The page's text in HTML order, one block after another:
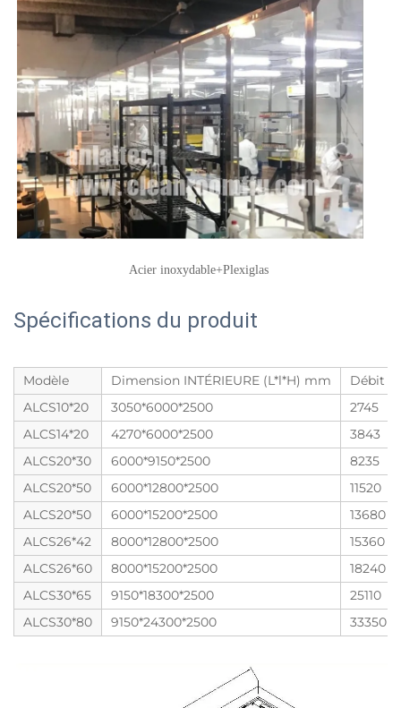
Acier inoxydable+Plexiglas
Spécifications du produit
Modèle Dimension INTÉRIEURE (L*l*H) mm
Débit
ALCS10*20
3050*6000*2500
2745
ALCS14*20
4270*6000*2500
3843
ALCS20*30
6000*9150*2500
8235
ALCS20*50
6000*12800*2500
11520
ALCS20*50
6000*15200*2500
13680
ALCS26*42
8000*12800*2500
15360
ALCS26*60
8000*15200*2500
18240
ALCS30*65
9150*18300*2500
25110
ALCS30*80
9150*24300*2500 33350